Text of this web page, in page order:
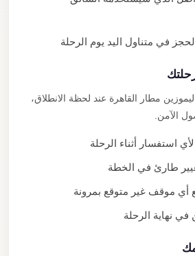
في متناول اليد يوم الرحلة
مطار القاهرة عند لحظة الانطلاق،
الآمن.
أثناء الرحلة
طارئ في الخطة
أي موقف غير متوقع بمرونة
نهاية الرحلة